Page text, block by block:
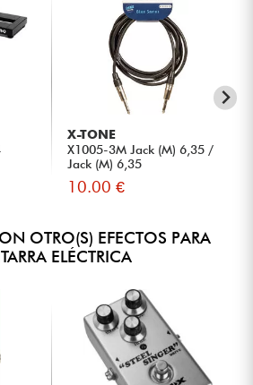
X-TONE
X1005-3M Jack (M) 6,35 /
Jack (M) 6,35
10.00 €
OTRO(S) EFECTOS PARA
ELÉCTRICA